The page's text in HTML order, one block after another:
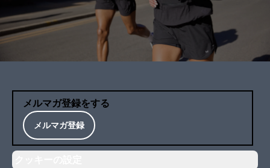
メルマガ登録をする
メルマガ登録